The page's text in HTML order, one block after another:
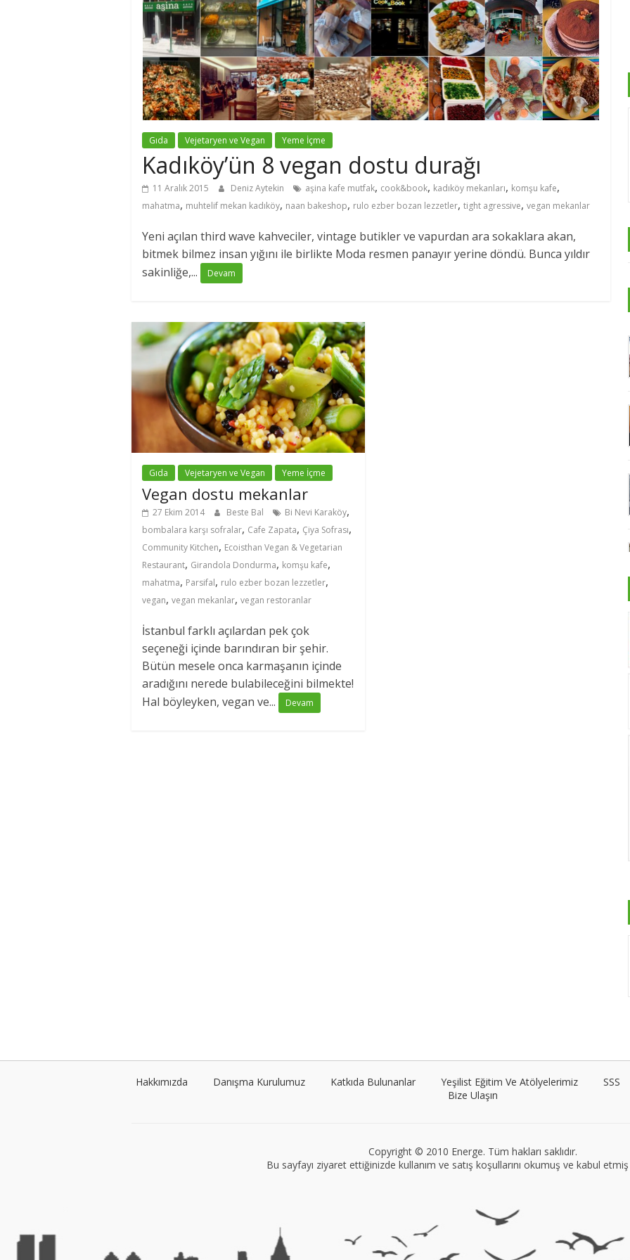
Gıda Vejetaryen ve Vegan Yeme İçme
Kadıköy’ün 8 vegan dostu durağı
11 Aralık 2015 Deniz Aytekin aşina kafe mutfak, cook&book, kadıköy mekanları, komşu kafe,
mahatma, muhtelif mekan kadıköy, naan bakeshop, rulo ezber bozan lezzetler, tight agressive, vegan mekanlar
Yeni açılan third wave kahveciler, vintage butikler ve vapurdan ara sokaklara akan,
bitmek bilmez insan yığını ile birlikte Moda resmen panayır yerine döndü. Bunca yıldır
sakinliğe,...
Devam
Gıda Vejetaryen ve Vegan Yeme İçme
Vegan dostu mekanlar
27 Ekim 2014 Beste Bal Bi Nevi Karaköy,
bombalara karşı sofralar, Cafe Zapata, Çiya Sofrası,
Community Kitchen, Ecoisthan Vegan & Vegetarian
Restaurant, Girandola Dondurma, komşu kafe,
mahatma, Parsifal, rulo ezber bozan lezzetler,
vegan, vegan mekanlar, vegan restoranlar
İstanbul farklı açılardan pek çok
seçeneği içinde barındıran bir şehir.
Bütün mesele onca karmaşanın içinde
aradığını nerede bulabileceğini bilmekte!
Hal böyleyken, vegan ve...
Devam
Hakkımızda Danışma Kurulumuz Katkıda Bulunanlar Yeşilist Eğitim Ve Atölyelerimiz SSS
Bize Ulaşın
Copyright © 2010 Energe. Tüm hakları saklıdır.
Bu sayfayı ziyaret ettiğinizde kullanım ve satış koşullarını okumuş ve kabul etmiş